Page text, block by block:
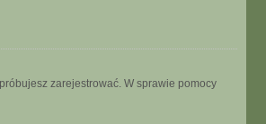
zarejestrować. W sprawie pomocy